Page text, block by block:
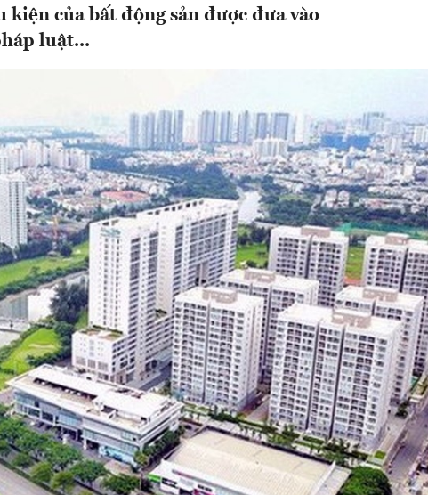
của bất động sản được đưa vào
luật...